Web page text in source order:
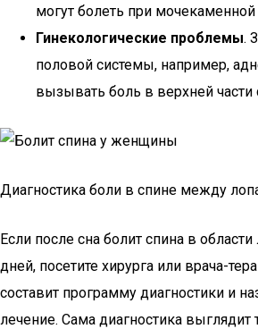
могут болеть при мочекаменной
Гинекологические проблемы.
половой системы, например,
вызывать боль в верхней части
Диагностика боли в спине между
Если после сна болит спина в
дней, посетите хирурга или врача-
составит программу диагностики и
лечение. Сама диагностика выглядит